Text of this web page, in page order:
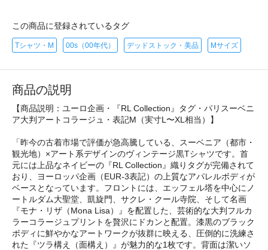
この商品に登録されているタグ
Tシャツ・M 00s（00年代） デッドストック・美品 Mサイズ
商品の説明
【商品説明：ユーロ企画・『RL Collection』タグ・パリスーベニ
ア大判アートコラージュ・表記M（実寸L〜XL相当）】
「昨今の古着市場で評価が急高騰している、スーベニア（都市・
観光地）×アート系デザインのヴィンテージ黒Tシャツです。首
元には上品なネイビーの『RL Collection』織りタグが完備されて
おり、ヨーロッパ企画（EUR-3表記）の上質なアパレルボディが
ベースとなっています。フロントには、エッフェル塔を中心にノ
ートルダム大聖堂、凱旋門、サクレ・クール寺院、そして名画
『モナ・リザ（Mona Lisa）』を配置した、芸術的な大判フルカ
ラーコラージュプリントを贅沢にドカンと配置。漆黒のブラック
ボディに鮮やかなアートワークが抜群に映える、圧倒的に洗練さ
れた『ツラ構え（面構え）』が魅力的な1枚です。背面は潔いソ